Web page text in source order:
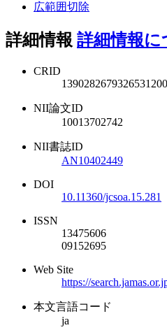
広範囲切除
詳細情報 詳細情報に
CRID
1390282679326531200
NII論文ID
10013702742
NII書誌ID
AN10402449
DOI
10.11360/jcsoa.15.281
ISSN
13475606
09152695
Web Site
https://
本文言語コード
ja